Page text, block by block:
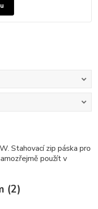
Stahovací zip páska pro
použít v
(2)